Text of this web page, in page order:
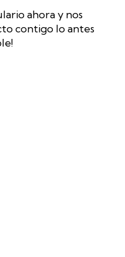
ahora y nos
contigo lo antes